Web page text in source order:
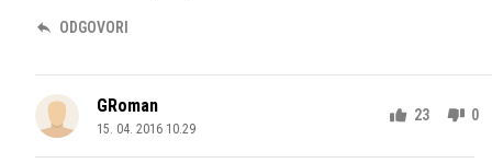
ODGOVORI
GRoman
15. 04. 2016 10.29
23 0